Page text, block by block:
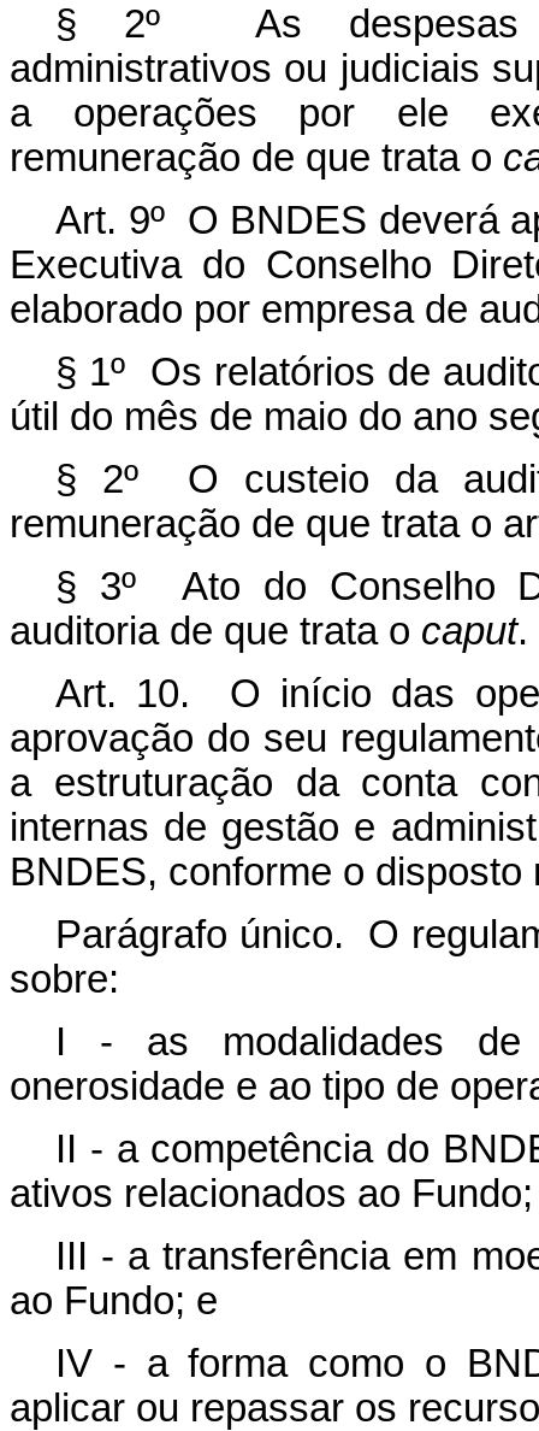
§ 2º As despesas
administrativos ou judiciais
a operações por ele
remuneração de que trata o
Art. 9º O BNDES deverá
Executiva do Conselho
elaborado por empresa de
§ 1º Os relatórios de
útil do mês de maio do ano
§ 2º O custeio da
remuneração de que trata o
§ 3º Ato do Conselho
auditoria de que trata o caput.
Art. 10. O início das
aprovação do seu
a estruturação da conta
internas de gestão e
BNDES, conforme o
Parágrafo único. O
sobre:
I - as modalidades de
onerosidade e ao tipo de
II - a competência do
ativos relacionados ao Fundo;
III - a transferência em
ao Fundo; e
IV - a forma como o
aplicar ou repassar os